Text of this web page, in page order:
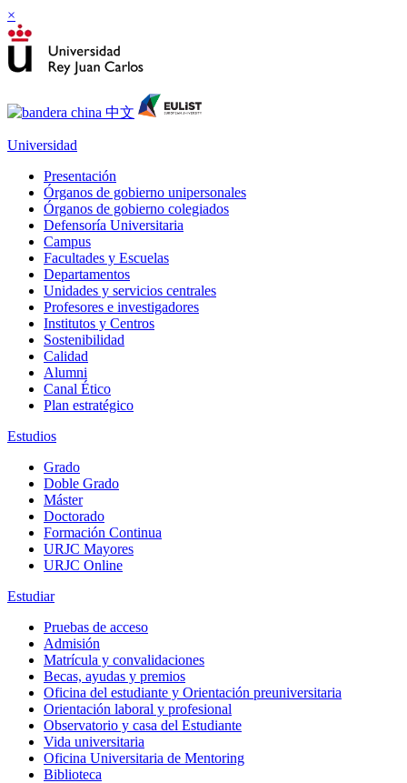
×
Universidad
Presentación
Órganos de gobierno unipersonales
Órganos de gobierno colegiados
Defensoría Universitaria
Campus
Facultades y Escuelas
Departamentos
Unidades y servicios centrales
Profesores e investigadores
Institutos y Centros
Sostenibilidad
Calidad
Alumni
Canal Ético
Plan estratégico
Estudios
Grado
Doble Grado
Máster
Doctorado
Formación Continua
URJC Mayores
URJC Online
Estudiar
Pruebas de acceso
Admisión
Matrícula y convalidaciones
Becas, ayudas y premios
Oficina del estudiante y Orientación preuniversitaria
Orientación laboral y profesional
Observatorio y casa del Estudiante
Vida universitaria
Oficina Universitaria de Mentoring
Biblioteca